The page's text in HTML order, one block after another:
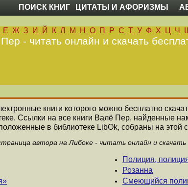
ПОИСК КНИГ ЦИТАТЫ И АФОРИЗМЫ
Е Ж З И Й К Л М Н О П Р С Т У Ф Х Ц Ч Ш
- читать онлайн и скачать
книги которого можно бесплатно
Ссылки на все книги Валё Пер, найденные
в библиотеке LibOk, собраны на этой
автора на Либоке - читать онлайн и скачать
Полиция,
Розанна
Смеющийся